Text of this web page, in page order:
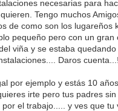
necesarias para
Tengo muchos
de como son los lugareños
pequeño pero con un gran
viña y se estaba
Daros
por ejemplo y estás 10
irte pero tus padres
el trabajo..... y ves que tu